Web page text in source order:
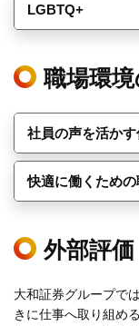
LGBTQ+
職場環
社員の声を活か
快適に働くため
外部評価
大和証券グループで
きに仕事へ取り組め